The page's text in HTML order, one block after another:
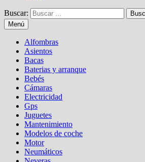
Buscar:
Menú
Alfombras
Asientos
Bacas
Baterias y arranque
Bebés
Cámaras
Electricidad
Gps
Juguetes
Mantenimiento
Modelos de coche
Motor
Neumáticos